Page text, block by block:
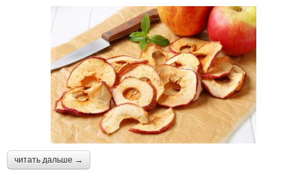
читать дальше →